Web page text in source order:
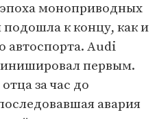
моноприводных
к концу, как и
автоспорта. Audi
первым.
за час до
авария